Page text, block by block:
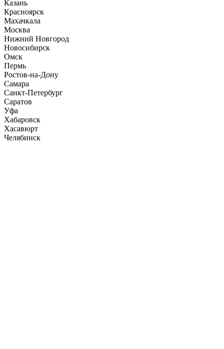
Казань
Красноярск
Махачкала
Москва
Нижний Новгород
Новосибирск
Омск
Пермь
Ростов-на-Дону
Самара
Санкт-Петербург
Саратов
Уфа
Хабаровск
Хасавюрт
Челябинск